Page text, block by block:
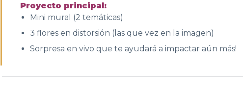
Proyecto principal:
Mini mural (2 temáticas)
3 flores en distorsión (las que vez en la imagen)
Sorpresa en vivo que te ayudará a impactar aún más!